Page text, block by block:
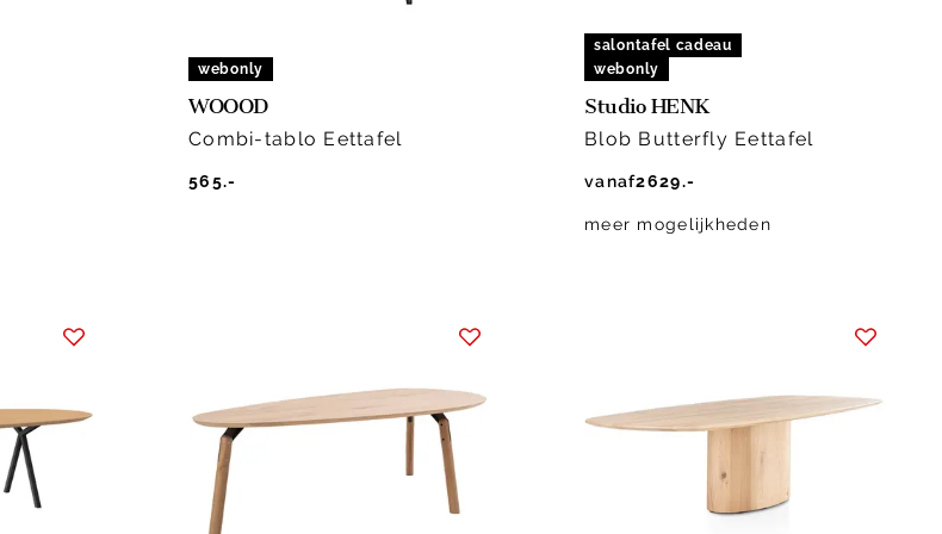
webonly
WOOOD
Combi-tablo Eettafel
565.-
salontafel cadeau
webonly
Studio HENK
Blob Butterfly Eettafel
vanaf2629.-
meer mogelijkheden